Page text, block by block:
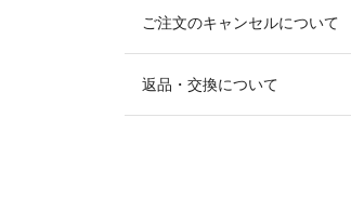
ご注文のキャンセルについて
返品・交換について